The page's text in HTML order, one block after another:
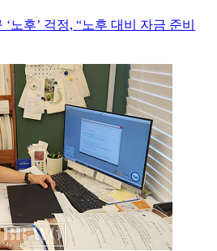
‘노후’ 걱정, “노후 대비 자금 준비